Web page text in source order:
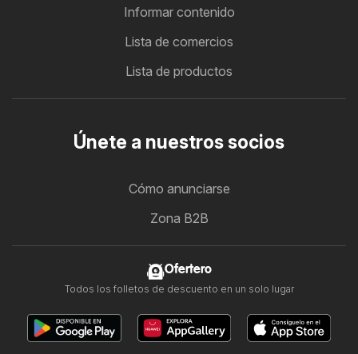
Informar contenido
Lista de comercios
Lista de productos
Únete a nuestros socios
Cómo anunciarse
Zona B2B
Ofertero
Todos los folletos de descuento en un solo lugar